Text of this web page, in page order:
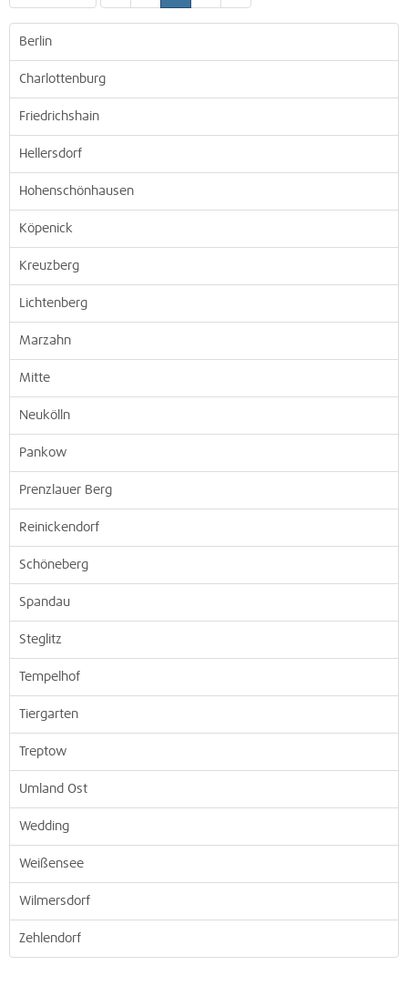
Berlin
Charlottenburg
Friedrichshain
Hellersdorf
Hohenschönhausen
Köpenick
Kreuzberg
Lichtenberg
Marzahn
Mitte
Neukölln
Pankow
Prenzlauer Berg
Reinickendorf
Schöneberg
Spandau
Steglitz
Tempelhof
Tiergarten
Treptow
Umland Ost
Wedding
Weißensee
Wilmersdorf
Zehlendorf